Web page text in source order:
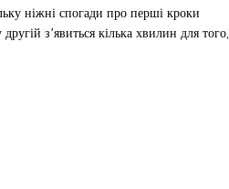
ніжні спогади про перші кроки
з’явиться кілька хвилин для того,